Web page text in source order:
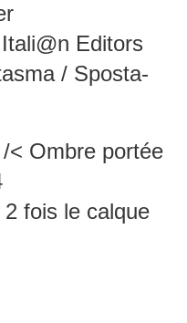
Editors
/ Sposta-
< Ombre portée
fois le calque